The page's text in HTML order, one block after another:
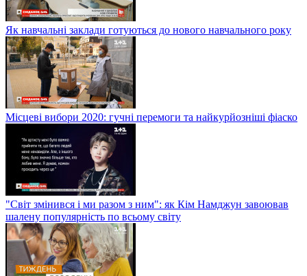
Як навчальні заклади готуються до нового навчального року
Місцеві вибори 2020: гучні перемоги та найкурйозніші фіаско
"Світ змінився і ми разом з ним": як Кім Намджун завоював
шалену популярність по всьому світу